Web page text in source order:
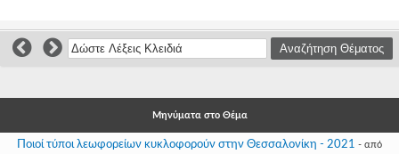
-
Γεια
Μηνύματα στο Θέμα
Ποιοί τύποι λεωφορείων κυκλοφορούν στην Θεσσαλονίκη - 2021 - από